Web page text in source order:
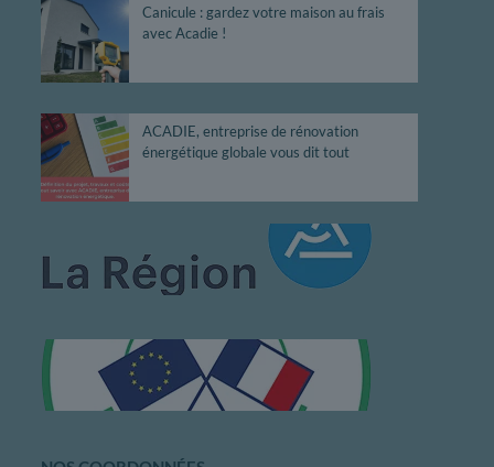
Canicule : gardez votre maison au frais
avec Acadie !
ACADIE, entreprise de rénovation
énergétique globale vous dit tout